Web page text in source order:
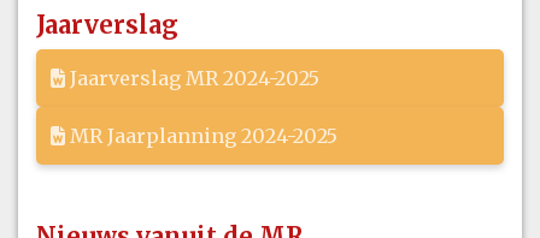
Jaarverslag
Jaarverslag MR 2024-2025
MR Jaarplanning 2024-2025